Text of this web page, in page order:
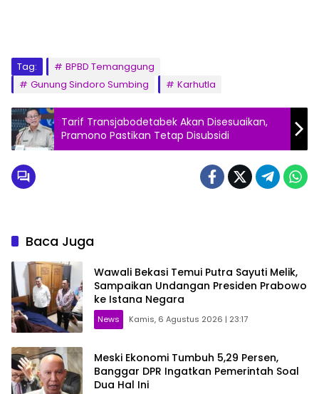
Tag:
BPBD Temanggung
Gunung Sindoro Sumbing
Karhutla
Tarif Transjabodetabek Akan Disesuaikan,
Pramono Pastikan Tetap Disubsidi
Baca Juga
Wawali Bekasi Temui Putra Sayuti Melik,
Sampaikan Undangan Presiden Prabowo
ke Istana Negara
News Kamis, 6 Agustus 2026 | 23:17
Meski Ekonomi Tumbuh 5,29 Persen,
Banggar DPR Ingatkan Pemerintah Soal
Dua Hal Ini